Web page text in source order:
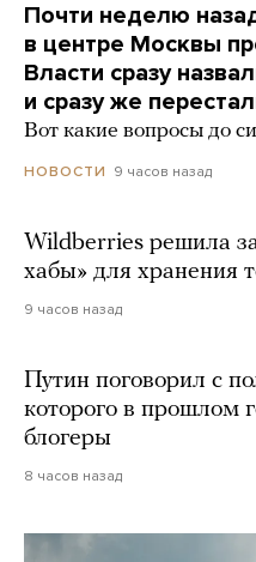
Почти неделю
в центре Москвы
Власти сразу
и сразу же
Вот какие вопросы до
НОВОСТИ 9 часов назад
Wildberries решила
хабы» для хранения
9 часов назад
Путин поговорил с
которого в прошлом
блогеры
8 часов назад